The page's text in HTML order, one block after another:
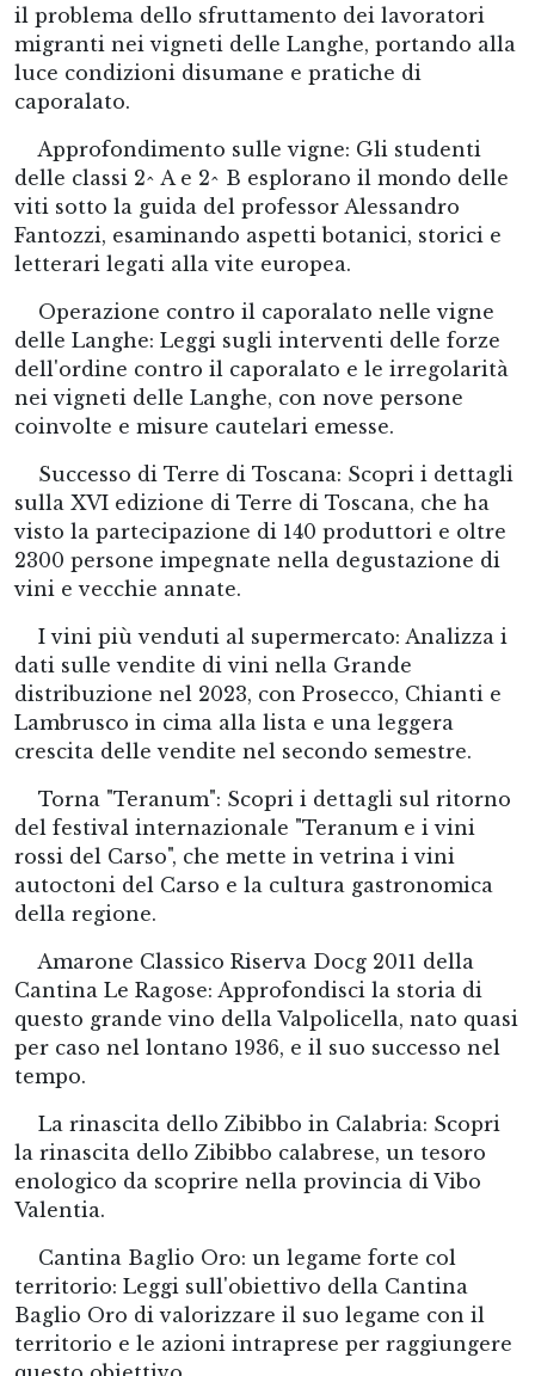
il problema dello sfruttamento dei lavoratori
migranti nei vigneti delle Langhe, portando alla
luce condizioni disumane e pratiche di
caporalato.
Approfondimento sulle vigne: Gli studenti
delle classi 2^ A e 2^ B esplorano il mondo delle
viti sotto la guida del professor Alessandro
Fantozzi, esaminando aspetti botanici, storici e
letterari legati alla vite europea.
Operazione contro il caporalato nelle vigne
delle Langhe: Leggi sugli interventi delle forze
dell'ordine contro il caporalato e le irregolarità
nei vigneti delle Langhe, con nove persone
coinvolte e misure cautelari emesse.
Successo di Terre di Toscana: Scopri i dettagli
sulla XVI edizione di Terre di Toscana, che ha
visto la partecipazione di 140 produttori e oltre
2300 persone impegnate nella degustazione di
vini e vecchie annate.
I vini più venduti al supermercato: Analizza i
dati sulle vendite di vini nella Grande
distribuzione nel 2023, con Prosecco, Chianti e
Lambrusco in cima alla lista e una leggera
crescita delle vendite nel secondo semestre.
Torna "Teranum": Scopri i dettagli sul ritorno
del festival internazionale "Teranum e i vini
rossi del Carso", che mette in vetrina i vini
autoctoni del Carso e la cultura gastronomica
della regione.
Amarone Classico Riserva Docg 2011 della
Cantina Le Ragose: Approfondisci la storia di
questo grande vino della Valpolicella, nato quasi
per caso nel lontano 1936, e il suo successo nel
tempo.
La rinascita dello Zibibbo in Calabria: Scopri
la rinascita dello Zibibbo calabrese, un tesoro
enologico da scoprire nella provincia di Vibo
Valentia.
Cantina Baglio Oro: un legame forte col
territorio: Leggi sull'obiettivo della Cantina
Baglio Oro di valorizzare il suo legame con il
territorio e le azioni intraprese per raggiungere